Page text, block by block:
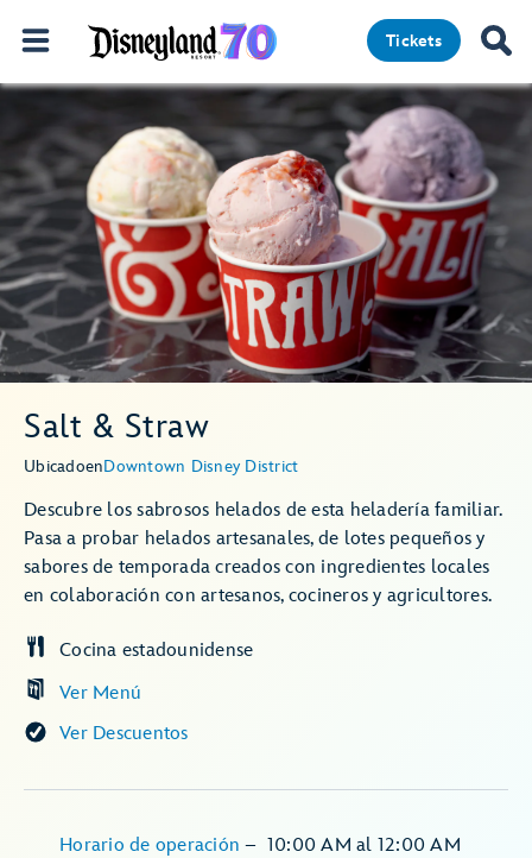
Tickets
Salt & Straw
UbicadoenDowntown Disney District
Descubre los sabrosos helados de esta heladería familiar.
Pasa a probar helados artesanales, de lotes pequeños y
sabores de temporada creados con ingredientes locales
en colaboración con artesanos, cocineros y agricultores.
Ver Menú
Cocina estadounidense
Ver Descuentos
Horario de operación– 10:00 AM al 12:00 AM